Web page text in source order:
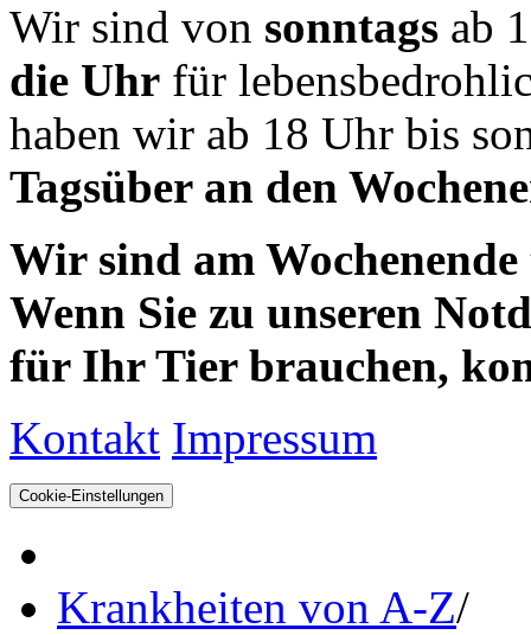
Wir sind von sonntags ab
die Uhr für
haben wir ab 18 Uhr bis
Tagsüber an den
Wir sind am
Wenn Sie zu unseren
für Ihr Tier brauchen,
Kontakt Impressum
Cookie-Einstellungen
Krankheiten von A-Z/